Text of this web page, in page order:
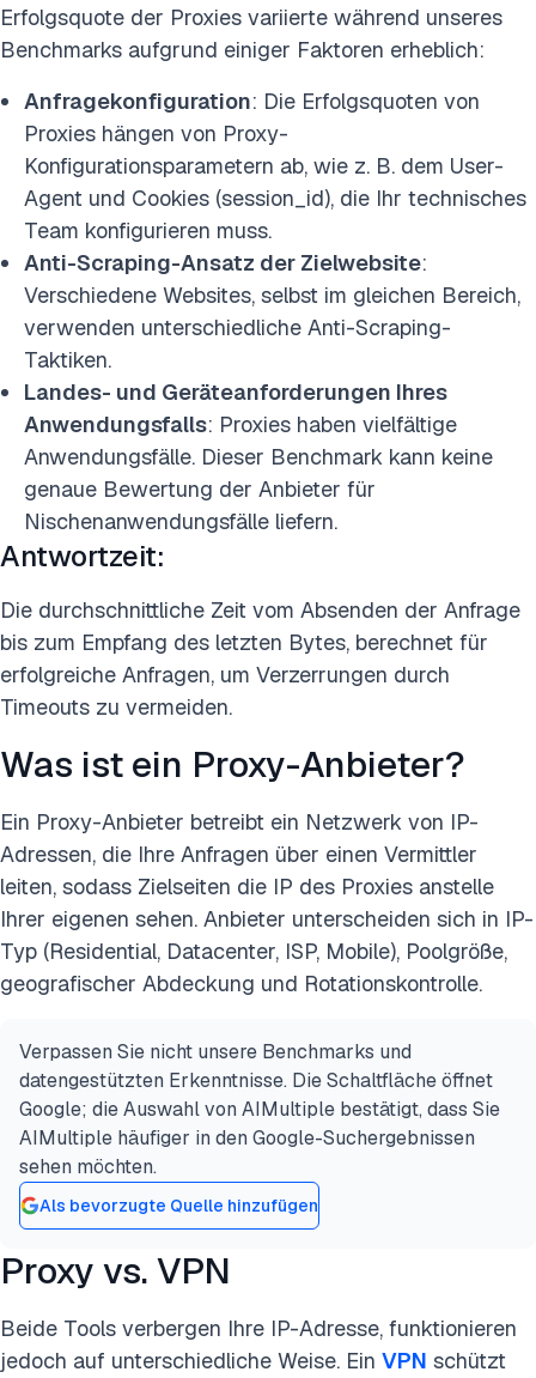
Erfolgsquote der Proxies variierte während unseres
Benchmarks aufgrund einiger Faktoren erheblich:
Anfragekonfiguration: Die Erfolgsquoten von
Proxies hängen von Proxy-
Konfigurationsparametern ab, wie z. B. dem User-
Agent und Cookies (session_id), die Ihr technisches
Team konfigurieren muss.
Anti-Scraping-Ansatz der Zielwebsite:
Verschiedene Websites, selbst im gleichen Bereich,
verwenden unterschiedliche Anti-Scraping-
Taktiken.
Landes- und Geräteanforderungen Ihres
Anwendungsfalls: Proxies haben vielfältige
Anwendungsfälle. Dieser Benchmark kann keine
genaue Bewertung der Anbieter für
Nischenanwendungsfälle liefern.
Antwortzeit:
Die durchschnittliche Zeit vom Absenden der Anfrage
bis zum Empfang des letzten Bytes, berechnet für
erfolgreiche Anfragen, um Verzerrungen durch
Timeouts zu vermeiden.
Was ist ein Proxy-Anbieter?
Ein Proxy-Anbieter betreibt ein Netzwerk von IP-
Adressen, die Ihre Anfragen über einen Vermittler
leiten, sodass Zielseiten die IP des Proxies anstelle
Ihrer eigenen sehen. Anbieter unterscheiden sich in IP-
Typ (Residential, Datacenter, ISP, Mobile), Poolgröße,
geografischer Abdeckung und Rotationskontrolle.
Verpassen Sie nicht unsere Benchmarks und
datengestützten Erkenntnisse. Die Schaltfläche öffnet
Google; die Auswahl von AIMultiple bestätigt, dass Sie
AIMultiple häufiger in den Google-Suchergebnissen
sehen möchten.
Als bevorzugte Quelle hinzufügen
Proxy vs. VPN
Beide Tools verbergen Ihre IP-Adresse, funktionieren
jedoch auf unterschiedliche Weise. Ein VPN schützt